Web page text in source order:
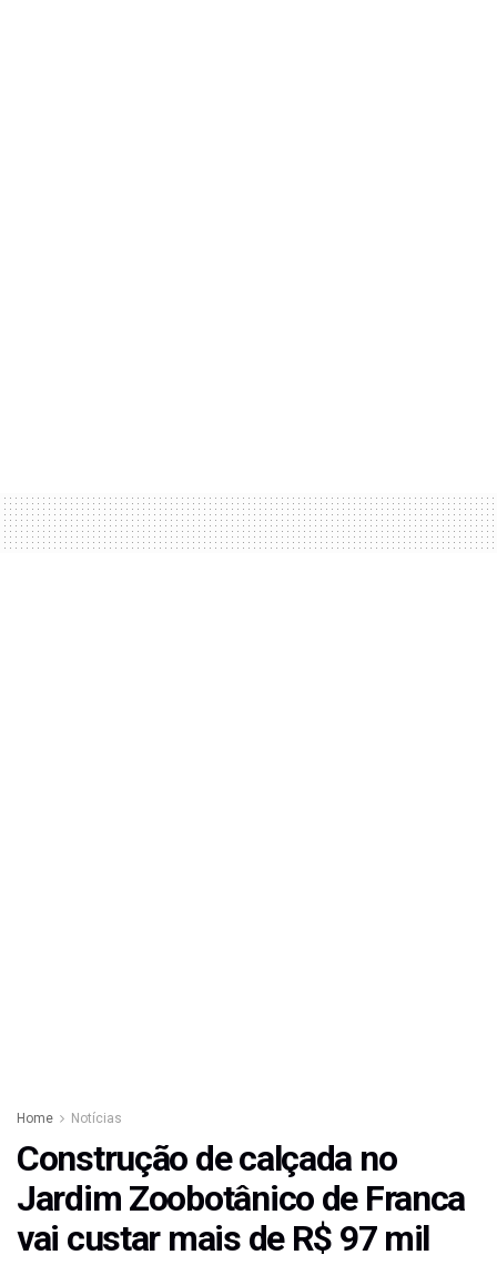
Home Notícias
Construção de calçada no
Jardim Zoobotânico de Franca
vai custar mais de R$ 97 mil